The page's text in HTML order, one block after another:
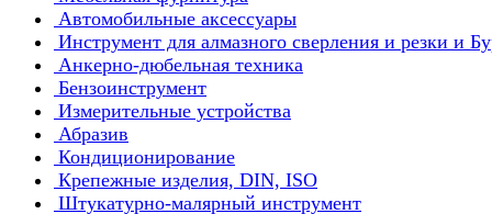
Автомобильные аксессуары
Инструмент для алмазного сверления и резки и
Анкерно-дюбельная техника
Бензоинструмент
Измерительные устройства
Абразив
Кондиционирование
Крепежные изделия, DIN, ISO
Штукатурно-малярный инструмент